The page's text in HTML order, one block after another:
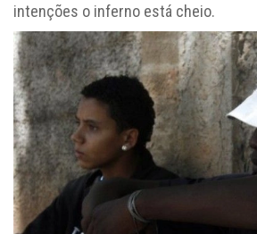
intenções o inferno está cheio.